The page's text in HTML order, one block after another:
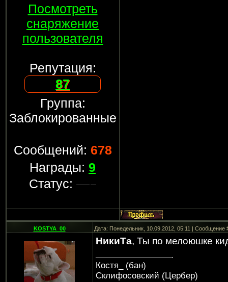
Посмотреть
снаряжение
пользователя
Репутация:
87
Группа:
Заблокированные
Сообщений: 678
Награды: 9
Статус:
KOSTYA_00 Дата: Понедельник, 10.09.2012, 05:11 | Сообщение
НикиТа, Ты по мелоюшке
Костя_ (бан)
Склифосовский (Цербер)